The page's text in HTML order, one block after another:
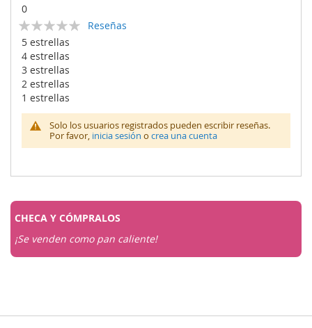
0
Calificación:
% of100
Reseñas
5 estrellas
4 estrellas
3 estrellas
2 estrellas
1 estrellas
Solo los usuarios registrados pueden escribir reseñas.
Por favor, inicia sesión o crea una cuenta
CHECA Y CÓMPRALOS
¡Se venden como pan caliente!